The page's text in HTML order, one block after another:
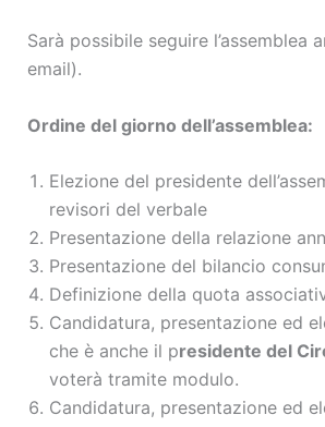
Sarà possibile seguire
email).
Ordine del giorno dell’assemblea:
Elezione del presidente
revisori del verbale
Presentazione della relazione
Presentazione del bilancio
Definizione della quota
Candidatura, presentazione ed
che è anche il presidente del
voterà tramite modulo.
Candidatura, presentazione ed